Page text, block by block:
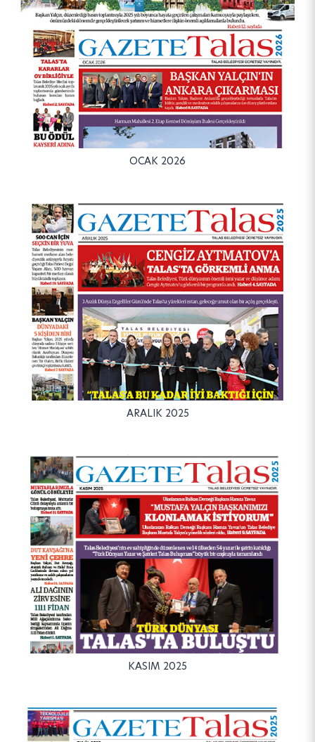
OCAK 2026
ARALIK 2025
KASIM 2025